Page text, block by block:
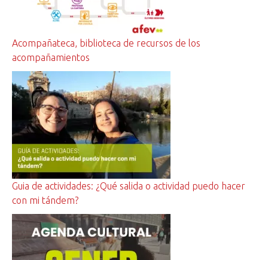
Acompañateca, biblioteca de recursos de los
acompañamientos
Guia de actividades: ¿Qué salida o actividad puedo hacer
con mi tándem?